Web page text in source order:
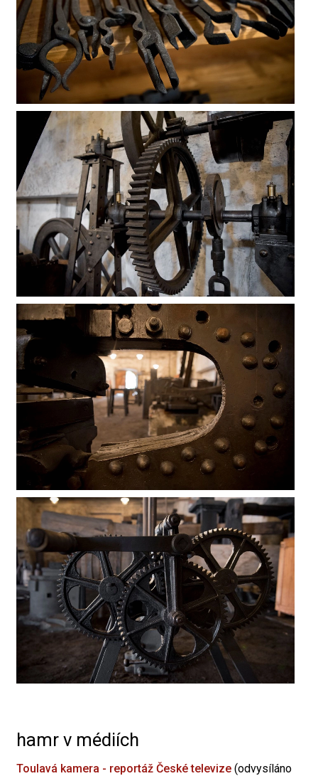
hamr v médiích
Toulavá kamera - reportáž České televize (odvysíláno